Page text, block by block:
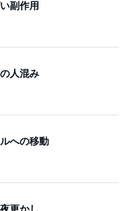
副作用
人混み
への移動
更かし